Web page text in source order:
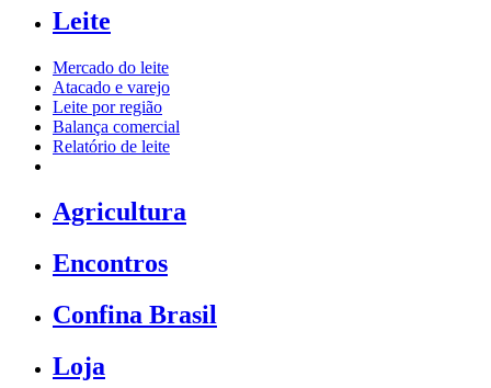
Leite
Mercado do leite
Atacado e varejo
Leite por região
Balança comercial
Relatório de leite
Agricultura
Encontros
Confina Brasil
Loja